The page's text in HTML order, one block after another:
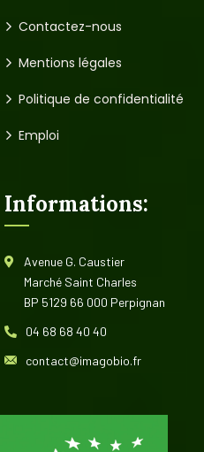
Contactez-nous
Mentions légales
Politique de confidentialité
Emploi
Informations:
Avenue G. Caustier
Marché Saint Charles
BP 5129 66 000 Perpignan
04 68 68 40 40
contact@imagobio.fr